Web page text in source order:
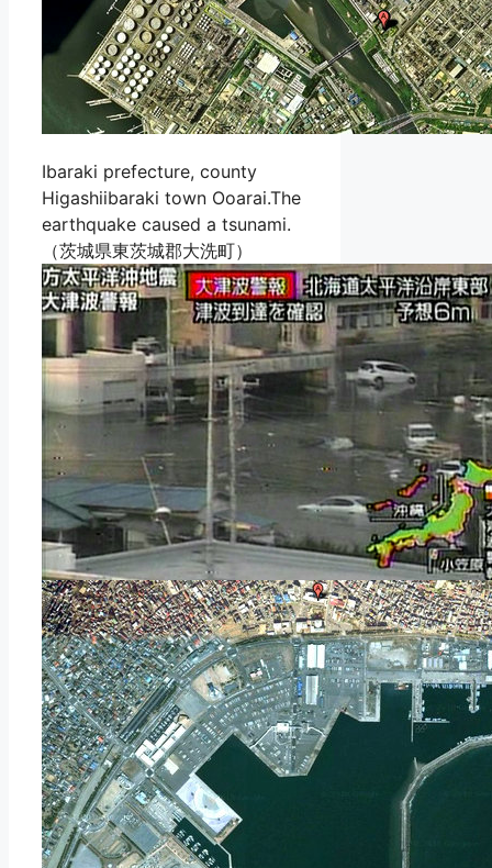
Ibaraki prefecture, county
Higashiibaraki town Ooarai.The
earthquake caused a tsunami.
（茨城県東茨城郡大洗町）